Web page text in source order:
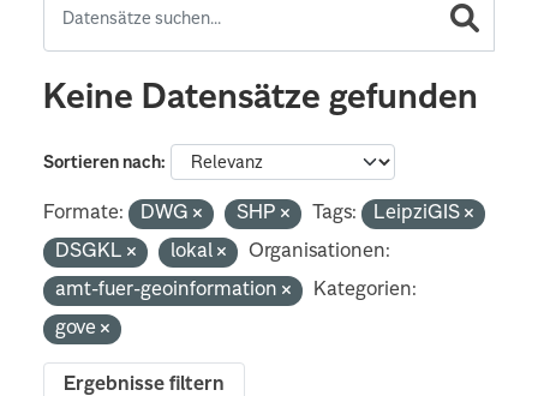
Keine Datensätze gefunden
Sortieren nach
Formate: DWG SHP Tags:
LeipziGIS
DSGKL
lokal
Organisationen:
amt-fuer-geoinformation
Kategorien:
gove
Ergebnisse filtern